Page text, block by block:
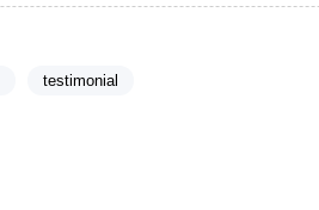
testimonial